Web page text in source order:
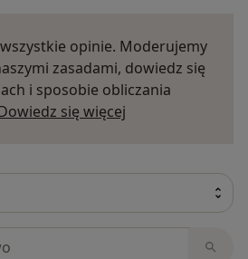
opinie. Moderujemy
zasadami, dowiedz się
i sposobie obliczania
się więcej